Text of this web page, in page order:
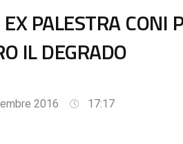
PALESTRA CONI
IL DEGRADO
2016 17:17